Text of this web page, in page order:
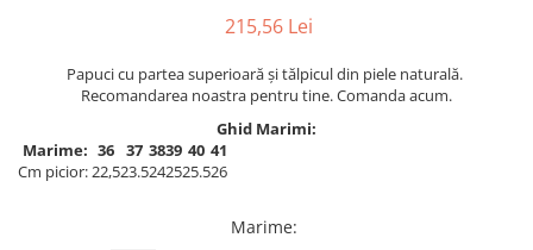
215,56 Lei
Papuci cu partea superioară şi tălpicul din piele naturală.
Recomandarea noastra pentru tine. Comanda acum.
Ghid Marimi:
Marime: 36 37 3839 40 41
Cm picior: 22,523.5242525.526
Marime: